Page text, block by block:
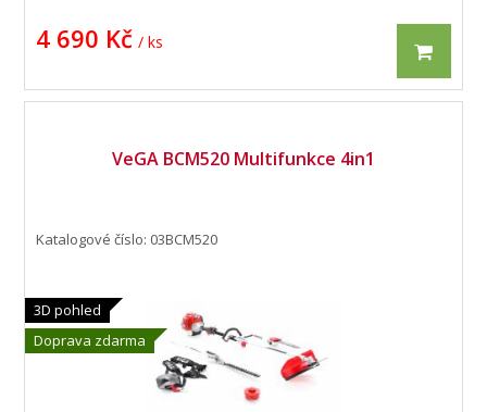
4 690 Kč / ks
VeGA BCM520 Multifunkce 4in1
3D pohled
Doprava zdarma
Katalogové číslo: 03BCM520